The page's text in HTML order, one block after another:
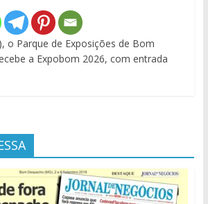
o Parque de Exposições de Bom
a Expobom 2026, com entrada